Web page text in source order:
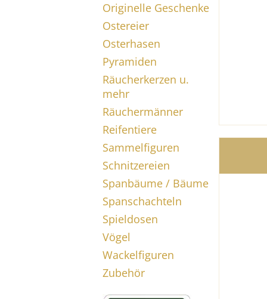
Originelle Geschenke
Ostereier
Osterhasen
Pyramiden
Räucherkerzen u.
mehr
Räuchermänner
Reifentiere
Sammelfiguren
Schnitzereien
Spanbäume / Bäume
Spanschachteln
Spieldosen
Vögel
Wackelfiguren
Zubehör